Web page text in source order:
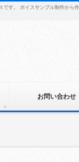
す。 ボイスサンプル制作から
お問い合わせ